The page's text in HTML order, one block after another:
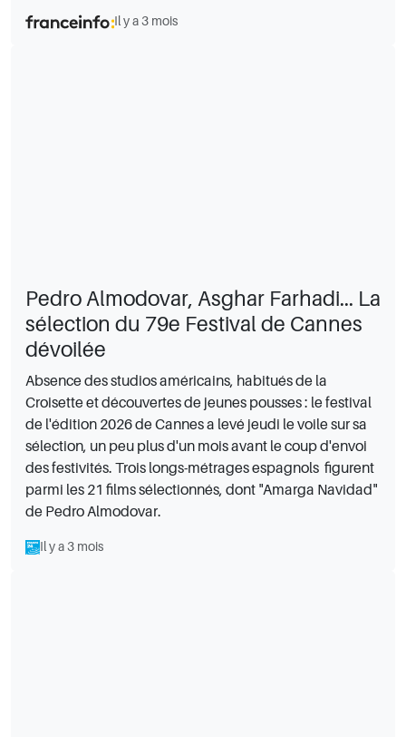
Il y a 3 mois
Pedro Almodovar, Asghar Farhadi... La
sélection du 79e Festival de Cannes
dévoilée
Absence des studios américains, habitués de la
Croisette et découvertes de jeunes pousses : le festival
de l'édition 2026 de Cannes a levé jeudi le voile sur sa
sélection, un peu plus d'un mois avant le coup d'envoi
des festivités. Trois longs-métrages espagnols figurent
parmi les 21 films sélectionnés, dont "Amarga Navidad"
de Pedro Almodovar.
Il y a 3 mois